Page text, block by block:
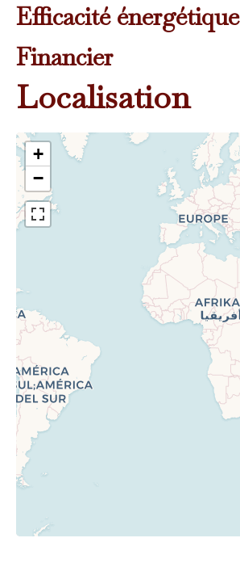
Efficacité énergétique
Financier
Localisation
+
−